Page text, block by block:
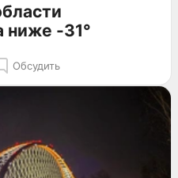
ниже -31°
Обсудить